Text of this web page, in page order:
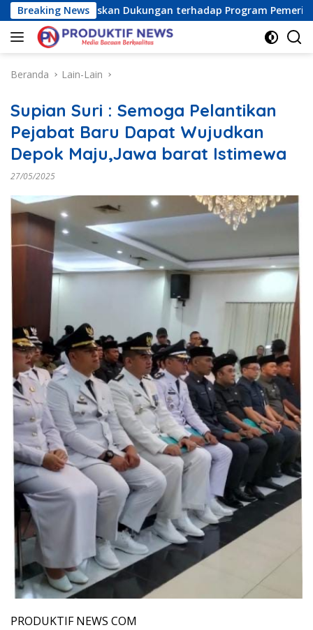
Langsung
ke
konten
Breaking News
Tegaskan Dukungan terhadap Program Pemerintah Pusat
Beranda Lain-Lain
Supian Suri : Semoga Pelantikan
Pejabat Baru Dapat Wujudkan
Depok Maju,Jawa barat Istimewa
27/05/2025
PRODUKTIF NEWS COM